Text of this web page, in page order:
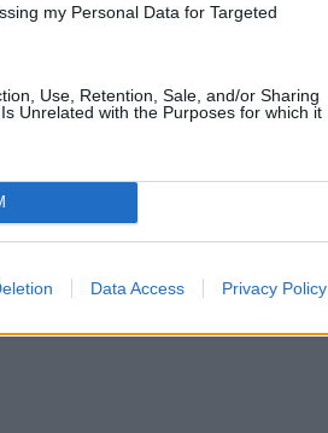
my Personal Data for Targeted
Use, Retention, Sale, and/or Sharing
Unrelated with the Purposes for which it
Data Access Privacy Policy